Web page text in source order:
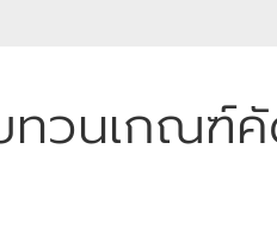
ทวนเกณฑ์